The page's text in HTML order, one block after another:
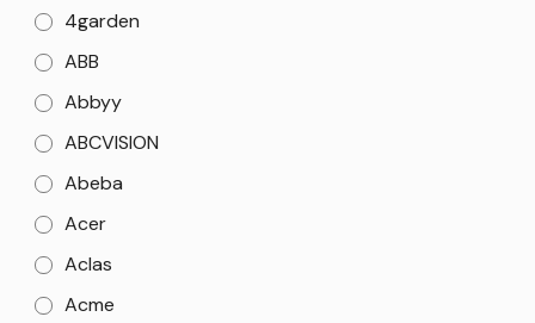
4garden
ABB
Abbyy
ABCVISION
Abeba
Acer
Aclas
Acme